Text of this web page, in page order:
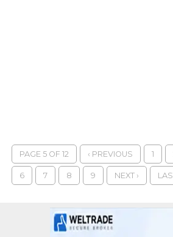
PAGE 5 OF 12 ‹ PREVIOUS 1
6 7 8 9 NEXT ›